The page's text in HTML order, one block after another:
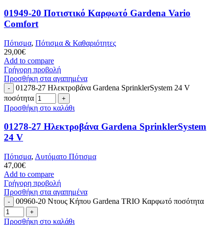
01949-20 Ποτιστικό Καρφωτό Gardena Vario
Comfort
Πότισμα, Πότισμα & Καθαριότητες
29,00€
Add to compare
Γρήγορη προβολή
Προσθήκη στα αγαπημένα
01278-27 Ηλεκτροβάνα Gardena SprinklerSystem 24 V
ποσότητα
Προσθήκη στο καλάθι
01278-27 Ηλεκτροβάνα Gardena SprinklerSystem
24 V
Πότισμα, Αυτόματο Πότισμα
47,00€
Add to compare
Γρήγορη προβολή
Προσθήκη στα αγαπημένα
00960-20 Ντους Κήπου Gardena TRIO Καρφωτό ποσότητα
Προσθήκη στο καλάθι